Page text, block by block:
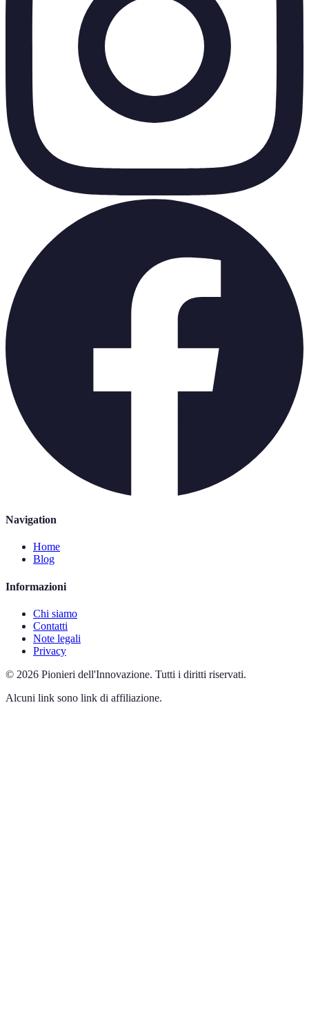
Navigation
Home
Blog
Informazioni
Chi siamo
Contatti
Note legali
Privacy
© 2026 Pionieri dell'Innovazione. Tutti i diritti riservati.
Alcuni link sono link di affiliazione.